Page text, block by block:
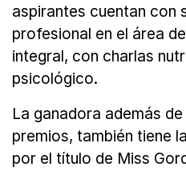
aspirantes cuentan con
profesional en el área
integral, con charlas
psicológico.
La ganadora además
premios, también tiene
por el título de Miss